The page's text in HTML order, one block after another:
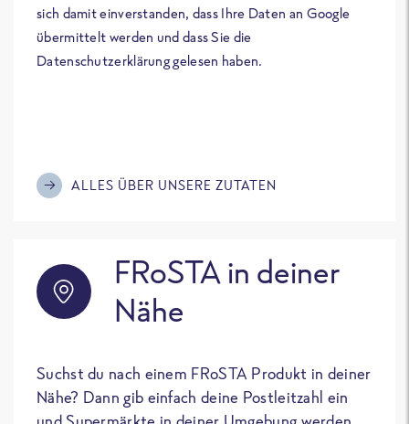
sich damit einverstanden, dass Ihre Daten an Google
übermittelt werden und dass Sie die
Datenschutzerklärung gelesen haben.
ALLES ÜBER UNSERE ZUTATEN
FRoSTA in deiner
Nähe
Suchst du nach einem FRoSTA Produkt in deiner
Nähe? Dann gib einfach deine Postleitzahl ein